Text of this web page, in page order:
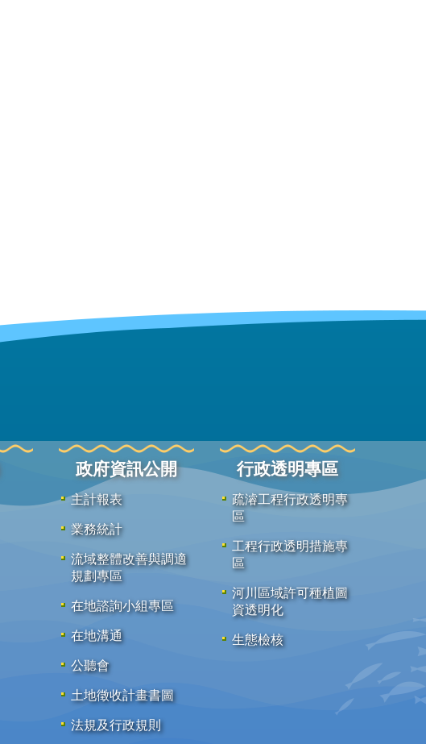
政府資訊公開
主計報表
業務統計
流域整體改善與調適
規劃專區
在地諮詢小組專區
在地溝通
公聽會
土地徵收計畫書圖
法規及行政規則
行政透明專區
疏濬工程行政透明專
區
工程行政透明措施專
區
河川區域許可種植圖
資透明化
生態檢核